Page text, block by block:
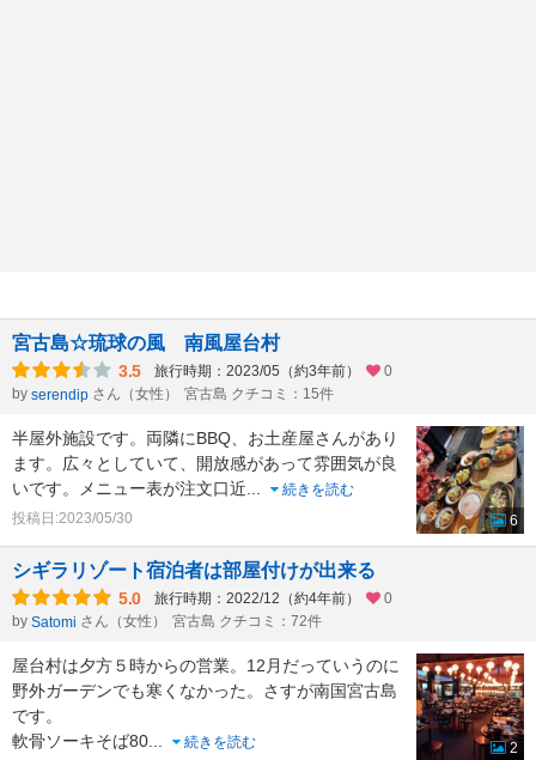
宮古島☆琉球の風 南風屋台村
3.5 旅行時期：2023/05（約3年前）
0
by serendip さん（女性） 宮古島 クチコミ：15件
半屋外施設です。両隣にBBQ、お土産屋さんがあり
ます。広々としていて、開放感があって雰囲気が良
いです。メニュー表が注文口近
続きを読む
投稿日:2023/05/30
6
シギラリゾート宿泊者は部屋付けが出来る
5.0 旅行時期：2022/12（約4年前）
0
by Satomi さん（女性） 宮古島 クチコミ：72件
屋台村は夕方５時からの営業。12月だっていうのに
野外ガーデンでも寒くなかった。さすが南国宮古島
です。
軟骨ソーキそば80
続きを読む 2